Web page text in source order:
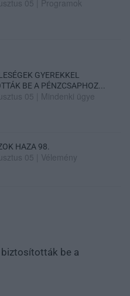
05 Programok
GYEREKKEL
BE A PÉNZCSAPHOZ...
05 Mindenki ügye
HAZA 98.
05 Vélemény
biztosították be a